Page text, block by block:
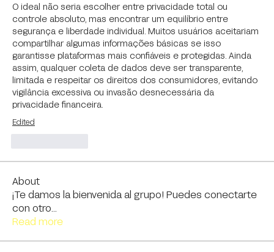
O ideal não seria escolher entre privacidade total ou
controle absoluto, mas encontrar um equilíbrio entre
segurança e liberdade individual. Muitos usuários aceitariam
compartilhar algumas informações básicas se isso
garantisse plataformas mais confiáveis e protegidas. Ainda
assim, qualquer coleta de dados deve ser transparente,
limitada e respeitar os direitos dos consumidores, evitando
vigilância excessiva ou invasão desnecessária da
privacidade financeira.
Edited
About
¡Te damos la bienvenida al grupo! Puedes conectarte
con otro
Read more